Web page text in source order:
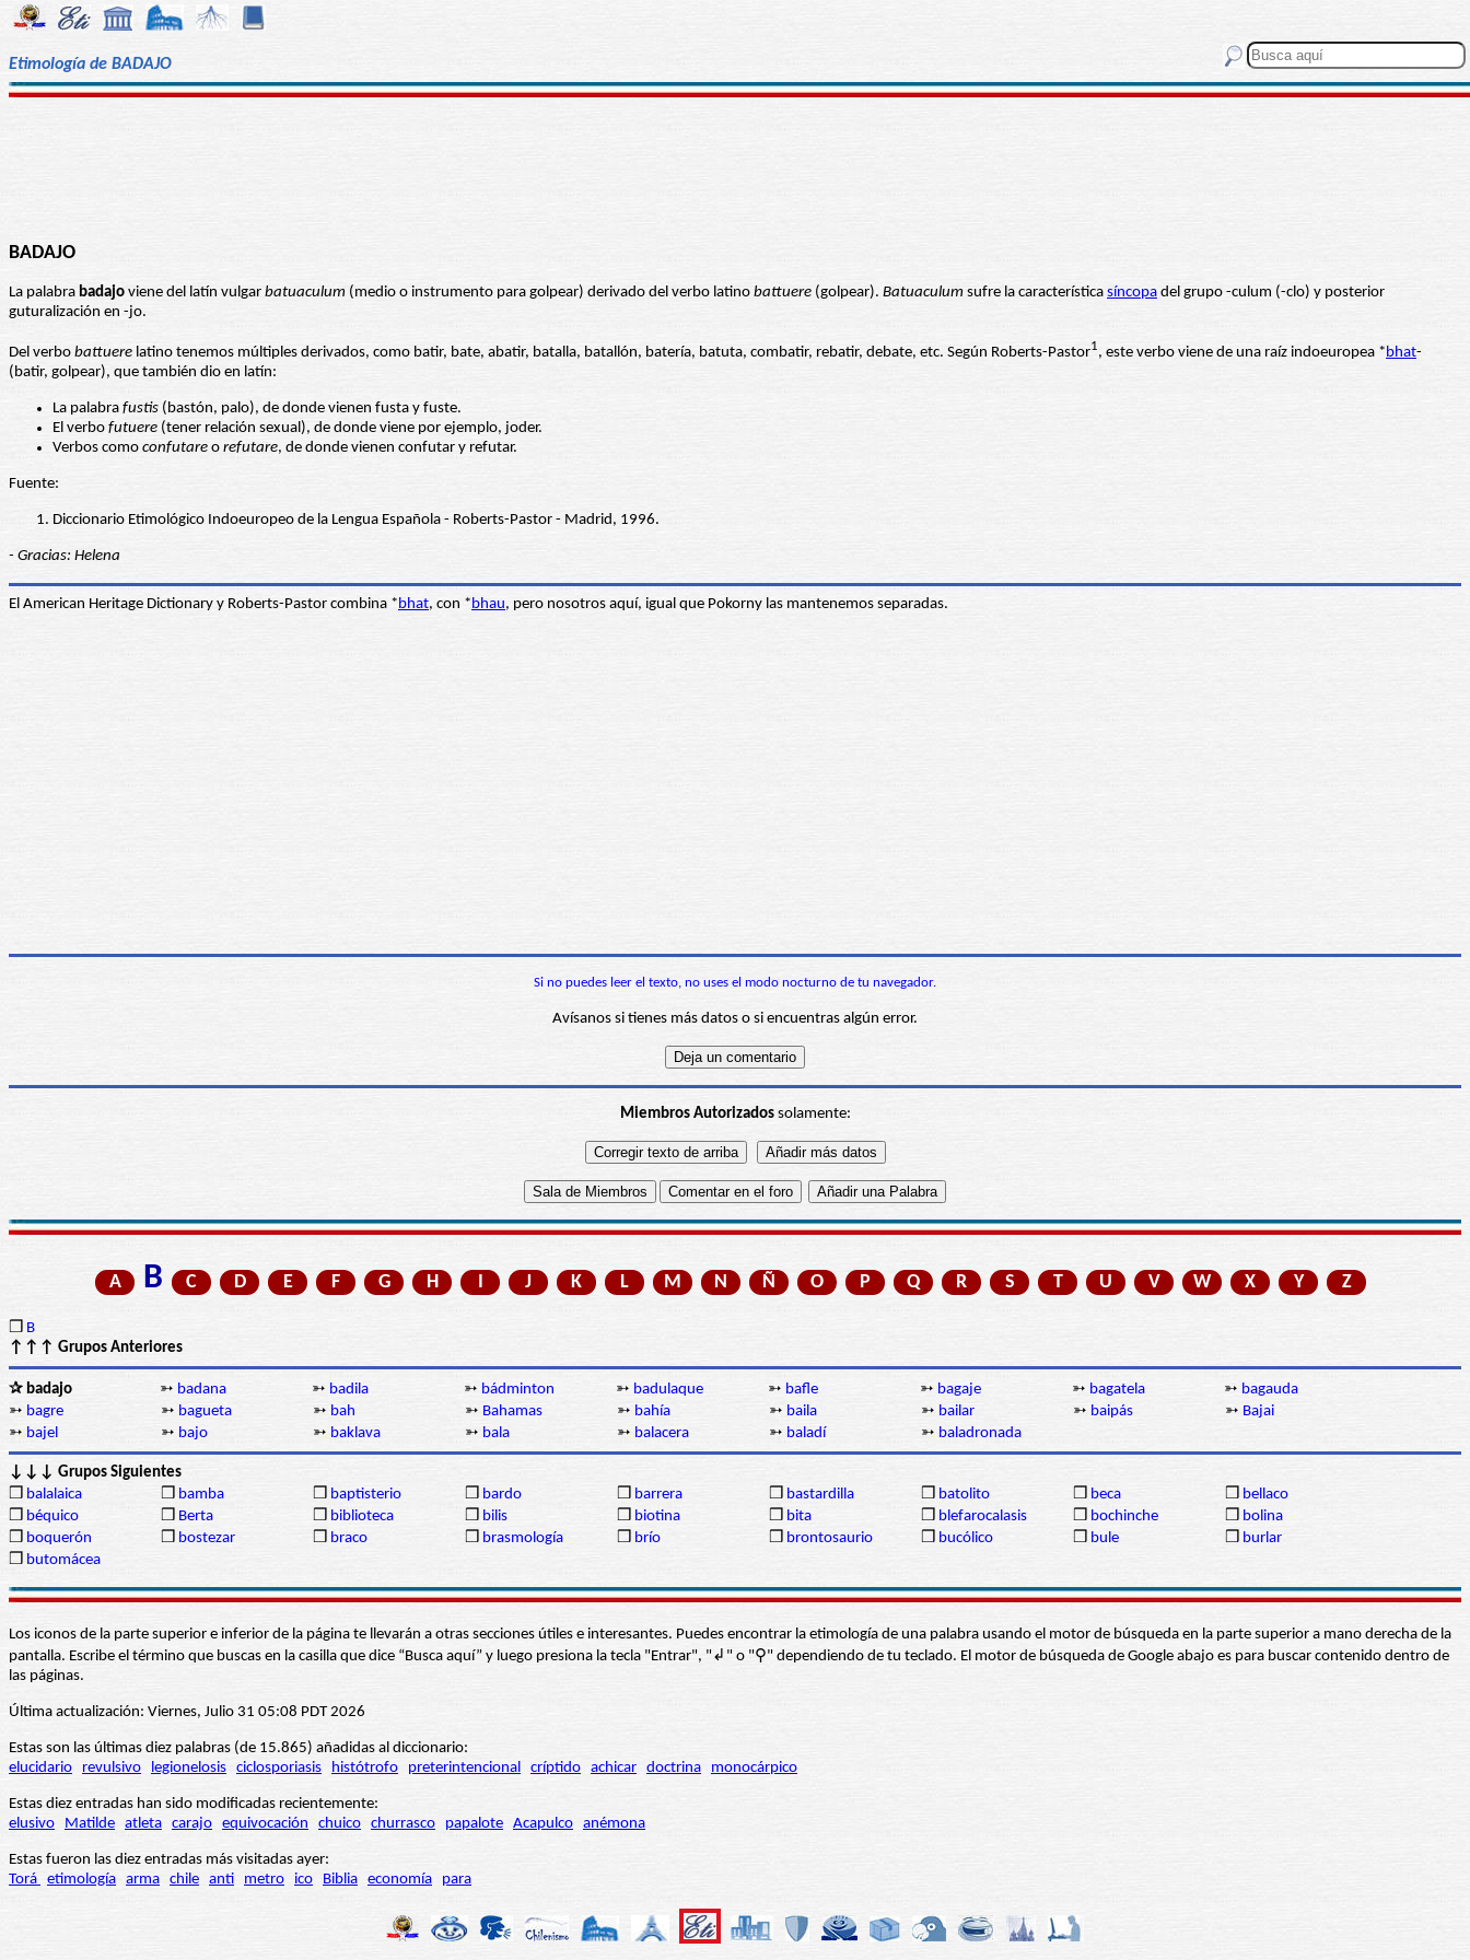
Etimología de BADAJO
BADAJO
La palabra badajo viene del latín vulgar batuaculum (medio o instrumento para golpear) derivado del verbo latino battuere (golpear). Batuaculum sufre la característica síncopa del grupo -culum (-clo) y posterior
guturalización en -jo.
Del verbo battuere latino tenemos múltiples derivados, como batir, bate, abatir, batalla, batallón, batería, batuta, combatir, rebatir, debate, etc. Según Roberts-Pastor1, este verbo viene de una raíz indoeuropea *bhat-
(batir, golpear), que también dio en latín:
La palabra fustis (bastón, palo), de donde vienen fusta y fuste.
El verbo futuere (tener relación sexual), de donde viene por ejemplo, joder.
Verbos como confutare o refutare, de donde vienen confutar y refutar.
Fuente:
Diccionario Etimológico Indoeuropeo de la Lengua Española - Roberts-Pastor - Madrid, 1996.
- Gracias: Helena
El American Heritage Dictionary y Roberts-Pastor combina * bhat, con * bhau, pero nosotros aquí, igual que Pokorny las mantenemos separadas.
Si no puedes leer el texto, no uses el modo nocturno de tu navegador.
Avísanos si tienes más datos o si encuentras algún error.
Miembros Autorizadossolamente:
A B C D E F G H J K L M N Ñ O P Q R S T U V W X Y Z
❒ B
↑↑↑ Grupos Anteriores
✰ badajo ➳ badana ➳ badila ➳ bádminton ➳ badulaque ➳ bafle ➳ bagaje ➳ bagatela ➳ bagauda
➳ bagre ➳ bagueta ➳ bah ➳ Bahamas ➳ bahía ➳ baila ➳ bailar ➳ baipás ➳ Bajai
➳ bajel ➳ bajo ➳ baklava ➳ bala ➳ balacera ➳ baladí ➳ baladronada
↓↓↓ Grupos Siguientes
❒ balalaica ❒ bamba ❒ baptisterio ❒ bardo ❒ barrera ❒ bastardilla ❒ batolito ❒ beca ❒ bellaco
❒ béquico ❒ Berta ❒ biblioteca ❒ bilis ❒ biotina ❒ bita ❒ blefarocalasis ❒ bochinche ❒ bolina
❒ boquerón ❒ bostezar ❒ braco ❒ brasmología ❒ brío ❒ brontosaurio ❒ bucólico ❒ bule ❒ burlar
❒ butomácea
Los iconos de la parte superior e inferior de la página te llevarán a otras secciones útiles e interesantes. Puedes encontrar la etimología de una palabra usando el motor de búsqueda en la parte superior a mano derecha de la
pantalla. Escribe el término que buscas en la casilla que dice “Busca aquí” y luego presiona la tecla "Entrar", "↲" o "⚲" dependiendo de tu teclado. El motor de búsqueda de Google abajo es para buscar contenido dentro de
las páginas.
Última actualización: Viernes, Julio 31 05:08 PDT 2026
Estas son las últimas diez palabras (de 15.865) añadidas al diccionario:
elucidario
revulsivo legionelosis ciclosporiasis histótrofo preterintencional críptido achicar doctrina monocárpico
Estas diez entradas han sido modificadas recientemente:
elusivo
Matilde atleta carajo equivocación chuico churrasco papalote Acapulco anémona
Estas fueron las diez entradas más visitadas ayer:
Torá etimología arma chile anti metro ico Biblia economía para